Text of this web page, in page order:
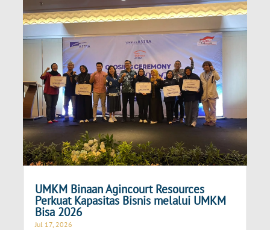
UMKM Binaan Agincourt Resources
Perkuat Kapasitas Bisnis melalui UMKM
Bisa 2026
Jul 17, 2026